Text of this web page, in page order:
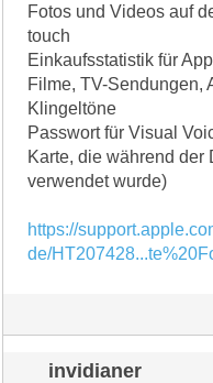
Fotos und Videos auf
touch
Einkaufsstatistik für
Filme, TV-Sendungen,
Klingeltöne
Passwort für Visual
Karte, die während der
verwendet wurde)
https://
de/
invidianer